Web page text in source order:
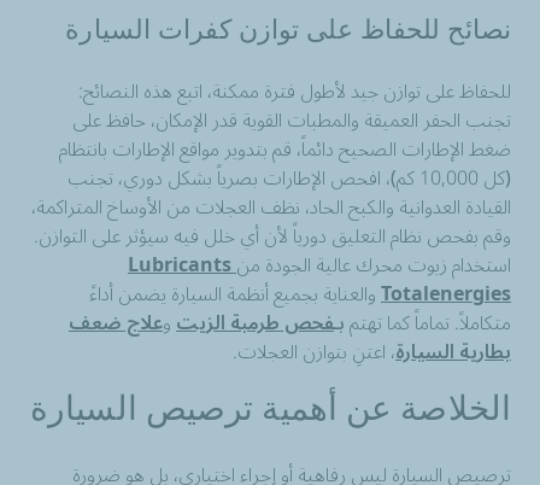
نصائح للحفاظ على توازن كفرات السيارة
للحفاظ على توازن جيد لأطول فترة ممكنة، اتبع هذه النصائح:
تجنب الحفر العميقة والمطبات القوية قدر الإمكان، حافظ على
ضغط الإطارات الصحيح دائماً، قم بتدوير مواقع الإطارات بانتظام
(كل 10,000 كم)، افحص الإطارات بصرياً بشكل دوري، تجنب
القيادة العدوانية والكبح الحاد، نظف العجلات من الأوساخ المتراكمة،
وقم بفحص نظام التعليق دورياً لأن أي خلل فيه سيؤثر على التوازن.
استخدام زيوت محرك عالية الجودة منLubricants
Totalenergiesوالعناية بجميع أنظمة السيارة يضمن أداءً
متكاملاً. تماماً كما تهتمبـفحص طرمبة الزيتوعلاج ضعف
بطارية السيارة، اعتنِ بتوازن العجلات.
الخلاصة عن أهمية ترصيص السيارة
ترصيص السيارة ليس رفاهية أو إجراء اختياري، بل هو ضرورة